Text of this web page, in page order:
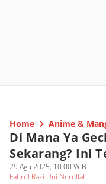
Home Anime &
Di Mana Ya
Sekarang? Ini
29 Agu 2025, 10:00 WIB
Fahrul Razi Uni Nurullah